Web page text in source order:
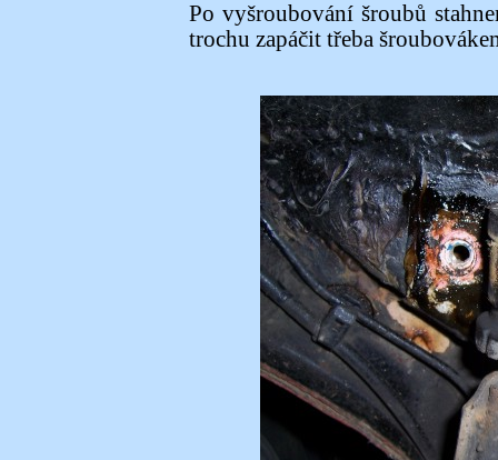
Po vyšroubování šroubů
trochu zapáčit třeba